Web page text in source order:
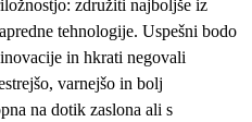
združiti najboljše iz
tehnologije. Uspešni bodo
in hkrati negovali
varnejšo in bolj
na dotik zaslona ali s